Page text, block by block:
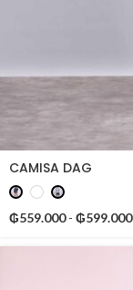
CAMISA DAG
₲559.000 - ₲599.000